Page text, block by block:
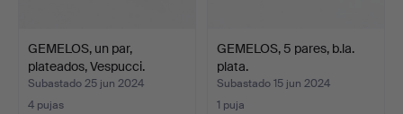
GEMELOS, un par,
plateados, Vespucci.
Subastado 25 jun 2024
4 pujas
GEMELOS, 5 pares, b.la.
plata.
Subastado 15 jun 2024
1 puja